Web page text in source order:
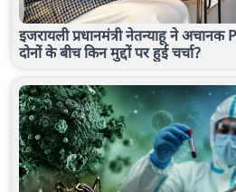
इजरायली प्रधानमंत्री नेतन्याहू ने अचानक
दोनों के बीच किन मुद्दों पर हुई चर्चा?